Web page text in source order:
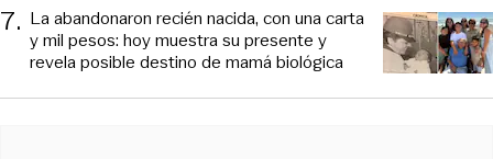
7. La abandonaron recién nacida, con una carta
y mil pesos: hoy muestra su presente y
revela posible destino de mamá biológica